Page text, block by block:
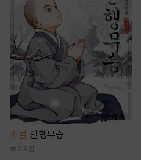
소설 만행무승
2.9만